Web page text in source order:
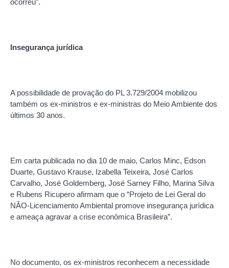
Insegurança jurídica
A possibilidade de provação do PL 3.729/2004 mobilizou
também os ex-ministros e ex-ministras do Meio Ambiente dos
últimos 30 anos.
Em carta publicada no dia 10 de maio, Carlos Minc, Edson
Duarte, Gustavo Krause, Izabella Teixeira, José Carlos
Carvalho, José Goldemberg, José Sarney Filho, Marina Silva
e Rubens Ricupero afirmam que o “Projeto de Lei Geral do
NÃO-Licenciamento Ambiental promove insegurança jurídica
e ameaça agravar a crise econômica Brasileira”.
No documento, os ex-ministros reconhecem a necessidade